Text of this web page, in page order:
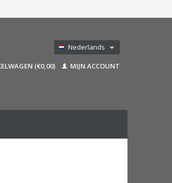
Nederlands
Français
(€0,00) MIJN ACCOUNT